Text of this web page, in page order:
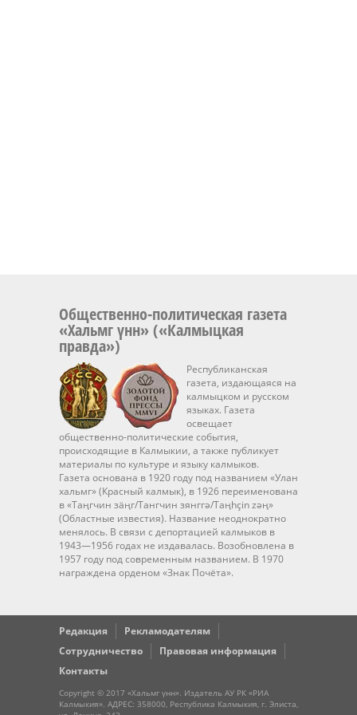
Общественно-политическая газета
«Хальмг үнн» («Калмыцкая
правда»)
Республиканская
газета, издающаяся на
калмыцком и русском
языках. Газета
освещает
общественно-политические события,
происходящие в Калмыкии, а также публикует
материалы по культуре и языку калмыков.
Газета основана в 1920 году под названием «Улан
хальмг» (Красный калмык), в 1926 переименована
в «Таңгчин зäңг/Тангчин зянггә/Taңhçin zәң»
(Областные известия). Название неоднократно
менялось. В связи с депортацией калмыков в
1943—1956 годах не издавалась. Возобновлена в
1957 году под современным названием. В 1970
награждена орденом «Знак Почёта».
Редакция
Рекламодателям
Сотрудничество
Правовая информация
Контакты
Copyright © 2017 «Хальмг үнн». Издатель АУ РК «РИА
Калмыкия». АДРЕС: 358000, Республика Калмыкия, г. Элиста,